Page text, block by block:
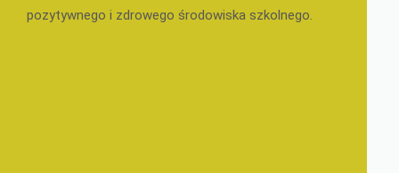
pozytywnego i zdrowego środowiska szkolnego.